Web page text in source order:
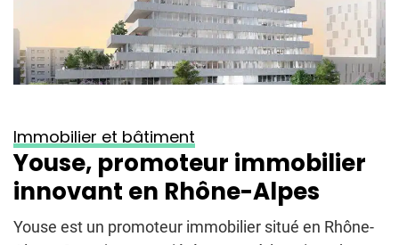
Immobilier et bâtiment
Youse, promoteur immobilier
innovant en Rhône-Alpes
Youse est un promoteur immobilier situé en Rhône-